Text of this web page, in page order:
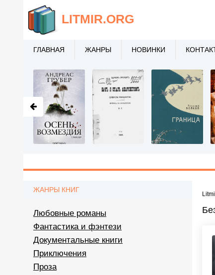
ЖАНРЫ КНИГ
Любовные романы
Фантастика и фэнтези
Документальные книги
Приключения
Проза
LITMIR.ORG
ГЛАВНАЯ ЖАНРЫ НОВИНКИ